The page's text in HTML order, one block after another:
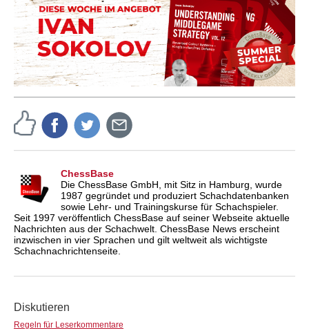
ChessBase
Die ChessBase GmbH, mit Sitz in Hamburg, wurde
1987 gegründet und produziert Schachdatenbanken
sowie Lehr- und Trainingskurse für Schachspieler.
Seit 1997 veröffentlich ChessBase auf seiner Webseite aktuelle
Nachrichten aus der Schachwelt. ChessBase News erscheint
inzwischen in vier Sprachen und gilt weltweit als wichtigste
Schachnachrichtenseite.
Diskutieren
Regeln für Leserkommentare